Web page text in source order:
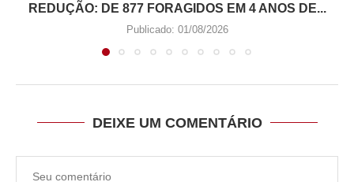
REDUÇÃO: DE 877 FORAGIDOS EM 4 ANOS DE...
Publicado: 01/08/2026
DEIXE UM COMENTÁRIO